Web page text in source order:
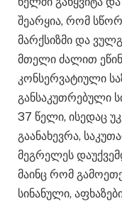
შეარყია, რომ
მარქსიზმი და
მთელი ძალით
კონსერვატიული
განსაკუთრებული
37 წელი, ისედაც
გაანახევრა,
მეგრელეს
მაინც რომ
სინანული,